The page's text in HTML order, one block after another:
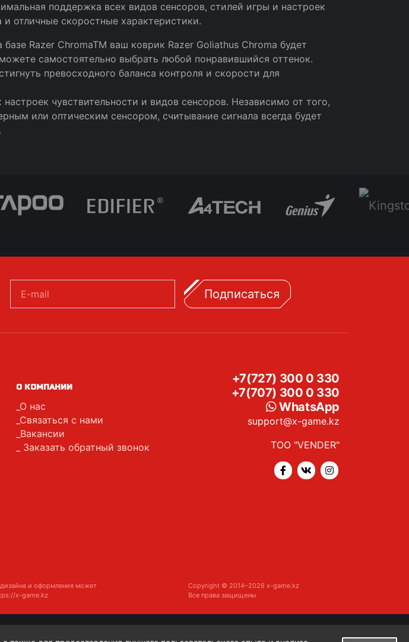
поддержка всех видов сенсоров, стилей игры и настроек
и отличные скоростные характеристики.
Razer ChromaTM ваш коврик Razer Goliathus Chroma будет
самостоятельно выбрать любой понравившийся оттенок.
превосходного баланса контроля и скорости для
чувствительности и видов сенсоров. Независимо от того,
или оптическим сенсором, считывание сигнала всегда будет
E-mail Подписаться
О КОМПАНИИ
О нас
Связаться с нами
Вакансии
Заказать обратный звонок
+7(727) 300 0 330
+7(707) 300 0 330
WhatsApp
support@x-game.kz
ТОО "VENDER"
и оформления может
x-game.kz
Copyright © 2014–2026 x-game.kz
Все права защищены